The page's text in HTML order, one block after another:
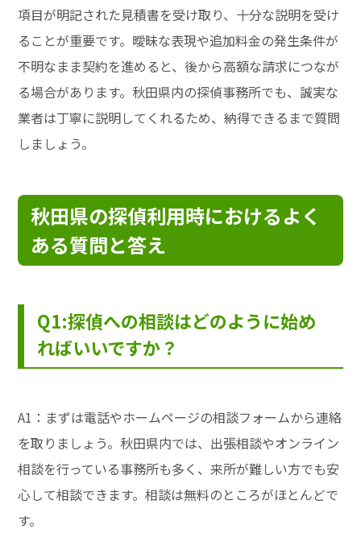
項目が明記された見積書を受け取り、十分な説明を受け
ることが重要です。曖昧な表現や追加料金の発生条件が
不明なまま契約を進めると、後から高額な請求につなが
る場合があります。秋田県内の探偵事務所でも、誠実な
業者は丁寧に説明してくれるため、納得できるまで質問
しましょう。
秋田県の探偵利用時におけるよく
ある質問と答え
Q1:探偵への相談はどのように始め
ればいいですか？
A1：まずは電話やホームページの相談フォームから連絡
を取りましょう。秋田県内では、出張相談やオンライン
相談を行っている事務所も多く、来所が難しい方でも安
心して相談できます。相談は無料のところがほとんどで
す。